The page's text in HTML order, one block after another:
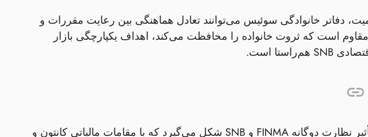
دفاتر خانوادگی سوئیس می‌توانند تعادل هماهنگی بین رعایت مقررات و
است که ثروت خانواده را محافظت می‌کند، اهداف یکپارچگی بازار
محیط نظارتی سوئیس برای دفاتر خانوادگی تحت تأثیر نظارت دوگانه FINMA و SNB شکل می‌گیرد که با مقامات مالیاتی کانتون و